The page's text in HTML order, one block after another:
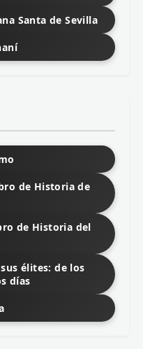
Santa de Sevilla
de Historia de
de Historia del
élites: de los
días